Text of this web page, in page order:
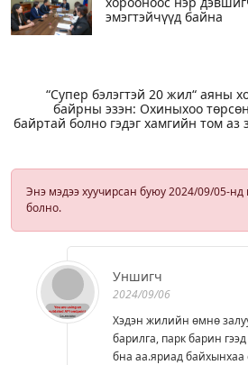
эмэгтэйчүүд байна
“Супер бэлэгтэй 20 жил“ аяны
байрны эзэн: Охиныхоо
байртай болно гэдэг хамгийн том аз
Энэ мэдээ хуучирсан буюу 2024/09/05-нд
болно.
Уншигч
2024/09/06
Хэдэн жилийн өмнө
барилга, парк барин
бна аа.яриад байхынхаа